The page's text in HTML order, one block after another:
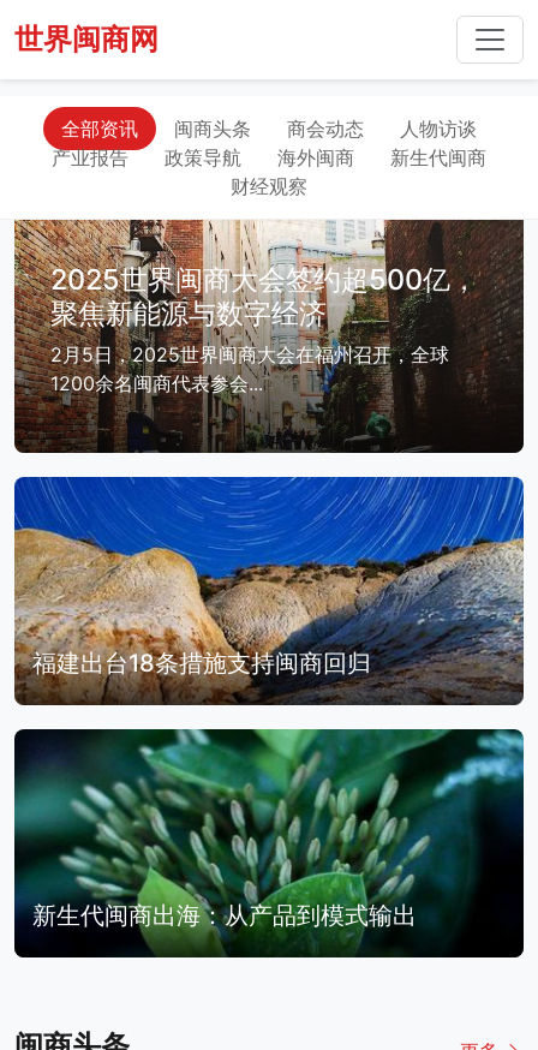
世界闽商网
全部资讯 闽商头条 商会动态
人物访谈
产业报告
政策导航 海外闽商
新生代闽商
财经观察
2025世界闽商大会签约超500亿，
聚焦新能源与数字经济
2月5日，2025世界闽商大会在福州召开，全球
1200余名闽商代表参会...
福建出台18条措施支持闽商回归
新生代闽商出海：从产品到模式输出